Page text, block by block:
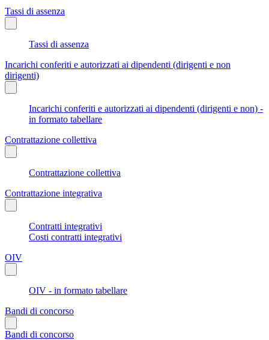
Tassi di assenza
Tassi di assenza
Incarichi conferiti e autorizzati ai dipendenti (dirigenti e non
dirigenti)
Incarichi conferiti e autorizzati ai dipendenti (dirigenti e non) -
in formato tabellare
Contrattazione collettiva
Contrattazione collettiva
Contrattazione integrativa
Contratti integrativi
Costi contratti integrativi
OIV
OIV - in formato tabellare
Bandi di concorso
Bandi di concorso